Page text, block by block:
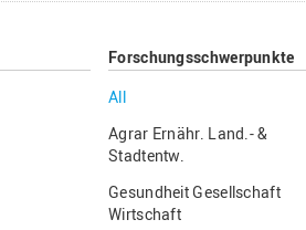
Forschungsschwerpunkte
All
Agrar Ernähr. Land.- &
Stadtentw.
Gesundheit Gesellschaft
Wirtschaft